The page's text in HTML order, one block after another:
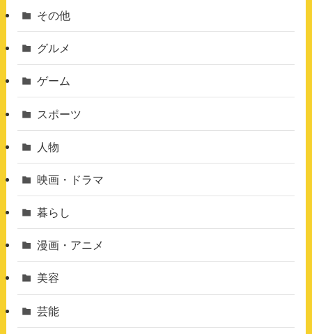
その他
グルメ
ゲーム
スポーツ
人物
映画・ドラマ
暮らし
漫画・アニメ
美容
芸能